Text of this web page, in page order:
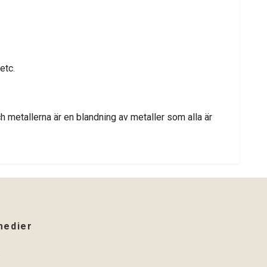
metallerna är en blandning av metaller som alla är